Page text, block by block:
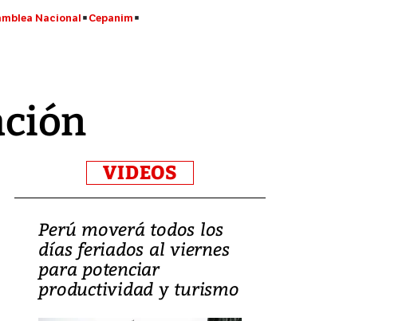
Nacional Cepanim
VIDEOS
Perú moverá todos los
días feriados al viernes
para potenciar
productividad y turismo